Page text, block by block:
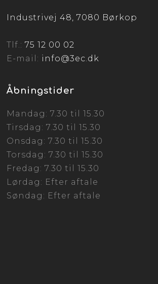
Industrivej 48, 7080 Børkop
Tlf.: 75 12 00 02
E-mail: info@3ec.dk
Åbningstider
Mandag: 7.30 til 15.30
Tirsdag: 7.30 til 15.30
Onsdag: 7.30 til 15.30
Torsdag: 7.30 til 15.30
Fredag: 7.30 til 15.30
Lørdag: Efter aftale
Søndag: Efter aftale​